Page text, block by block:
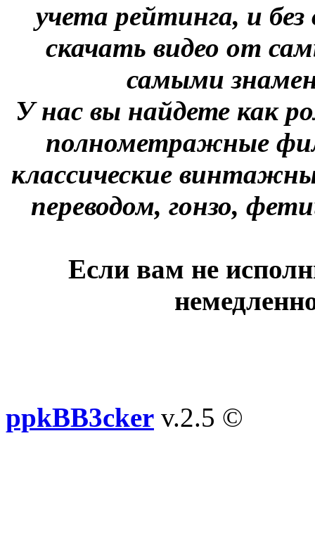
учета рейтинга, и
скачать видео от
самыми
У нас вы найдете как
полнометражные
классические
переводом, гонзо,
Если вам не
ppkBB3cker v.2.5 ©